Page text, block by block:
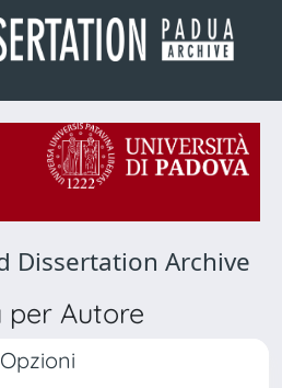
Dissertation Archive
per Autore
Opzioni